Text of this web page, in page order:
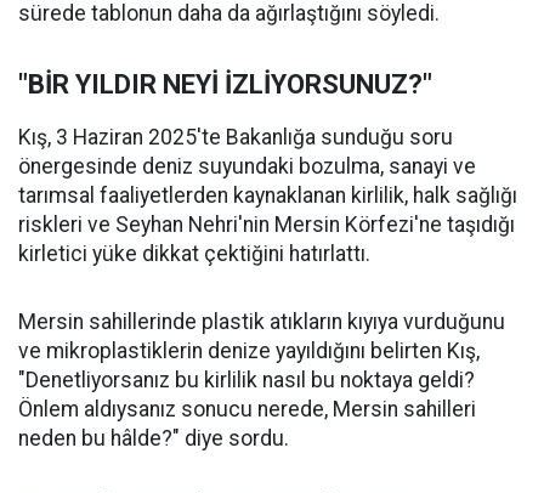
sürede tablonun daha da ağırlaştığını söyledi.
"BİR YILDIR NEYİ İZLİYORSUNUZ?"
Kış, 3 Haziran 2025'te Bakanlığa sunduğu soru
önergesinde deniz suyundaki bozulma, sanayi ve
tarımsal faaliyetlerden kaynaklanan kirlilik, halk sağlığı
riskleri ve Seyhan Nehri'nin Mersin Körfezi'ne taşıdığı
kirletici yüke dikkat çektiğini hatırlattı.
Mersin sahillerinde plastik atıkların kıyıya vurduğunu
ve mikroplastiklerin denize yayıldığını belirten Kış,
"Denetliyorsanız bu kirlilik nasıl bu noktaya geldi?
Önlem aldıysanız sonucu nerede, Mersin sahilleri
neden bu hâlde?" diye sordu.